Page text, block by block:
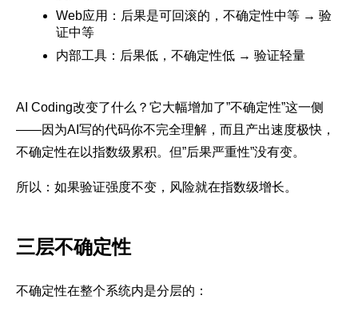
Web应用：后果是可回滚的，不确定性中等 → 验
证中等
内部工具：后果低，不确定性低 → 验证轻量
AI Coding改变了什么？它大幅增加了”不确定性”这一侧
——因为AI写的代码你不完全理解，而且产出速度极快，
不确定性在以指数级累积。但”后果严重性”没有变。
所以：如果验证强度不变，风险就在指数级增长。
三层不确定性
不确定性在整个系统内是分层的：